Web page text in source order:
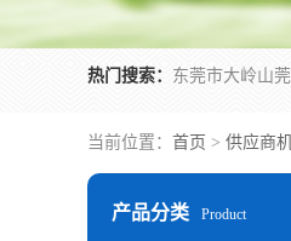
热门搜索：
当前位置： 首页 > 供应商
产品分类 Product